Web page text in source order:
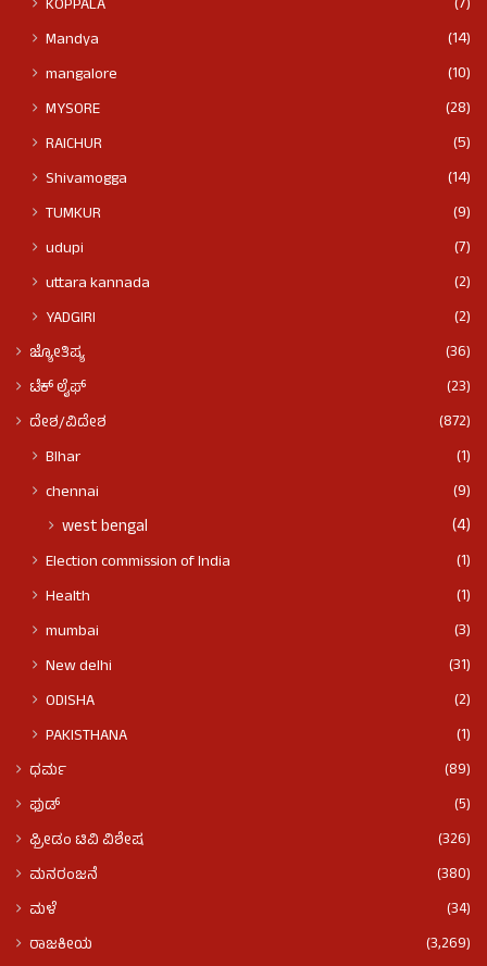
Mandya
(14)
mangalore
(10)
MYSORE
(28)
RAICHUR
(5)
Shivamogga
(14)
TUMKUR
(9)
udupi
(7)
uttara kannada
(2)
YADGIRI
(2)
ಜ್ಯೋತಿಷ್ಯ
(36)
ಟೆಕ್ ಲೈಫ್
(23)
ದೇಶ/ವಿದೇಶ
(872)
BIhar
(1)
chennai
(9)
west bengal (4)
Election commission of India
(1)
Health
(1)
mumbai
(3)
New delhi
(31)
ODISHA
(2)
PAKISTHANA
(1)
ಧರ್ಮ
(89)
ಫುಡ್​​
(5)
ಫ್ರೀಡಂ ಟಿವಿ ವಿಶೇಷ
(326)
ಮನರಂಜನೆ
(380)
ಮಳೆ
(34)
ರಾಜಕೀಯ
(3,269)